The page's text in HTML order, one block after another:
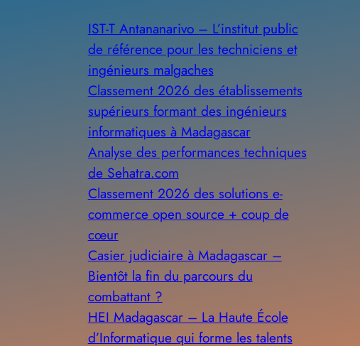
IST-T Antananarivo – L’institut public
de référence pour les techniciens et
ingénieurs malgaches
Classement 2026 des établissements
supérieurs formant des ingénieurs
informatiques à Madagascar
Analyse des performances techniques
de Sehatra.com
Classement 2026 des solutions e-
commerce open source + coup de
cœur
Casier judiciaire à Madagascar –
Bientôt la fin du parcours du
combattant ?
HEI Madagascar – La Haute École
d’Informatique qui forme les talents